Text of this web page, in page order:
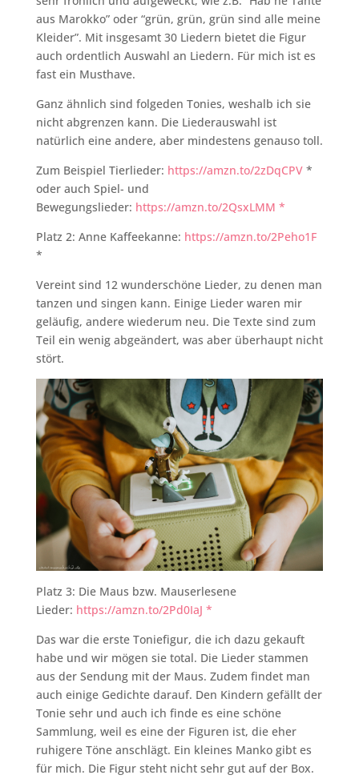
aus Marokko” oder “grün, grün, grün sind alle meine
Kleider”. Mit insgesamt 30 Liedern bietet die Figur
auch ordentlich Auswahl an Liedern. Für mich ist es
fast ein Musthave.
Ganz ähnlich sind folgeden Tonies, weshalb ich sie
nicht abgrenzen kann. Die Liederauswahl ist
natürlich eine andere, aber mindestens genauso toll.
Zum Beispiel Tierlieder: https://amzn.to/2zDqCPV*
oder auch Spiel- und
Bewegungslieder: https://amzn.to/2QsxLMM *
Platz 2: Anne Kaffeekanne: https://amzn.to/2Peho1F
*
Vereint sind 12 wunderschöne Lieder, zu denen man
tanzen und singen kann. Einige Lieder waren mir
geläufig, andere wiederum neu. Die Texte sind zum
Teil ein wenig abgeändert, was aber überhaupt nicht
stört.
Platz 3: Die Maus bzw. Mauserlesene
Lieder: https://amzn.to/2Pd0IaJ *
Das war die erste Toniefigur, die ich dazu gekauft
habe und wir mögen sie total. Die Lieder stammen
aus der Sendung mit der Maus. Zudem findet man
auch einige Gedichte darauf. Den Kindern gefällt der
Tonie sehr und auch ich finde es eine schöne
Sammlung, weil es eine der Figuren ist, die eher
ruhigere Töne anschlägt. Ein kleines Manko gibt es
für mich. Die Figur steht nicht sehr gut auf der Box.